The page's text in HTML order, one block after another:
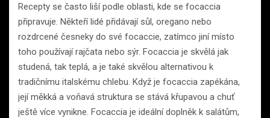
Recepty se často liší podle oblasti, kde se focaccia
připravuje. Někteří lidé přidávají sůl, oregano nebo
rozdrcené česneky do své focaccie, zatímco jiní místo
toho používají rajčata nebo sýr. Focaccia je skvělá jak
studená, tak teplá, a je také skvělou alternativou k
tradičnímu italskému chlebu. Když je focaccia zapékána,
její měkká a voňavá struktura se stává křupavou a chuť
ještě více vynikne. Focaccia je ideální doplněk k salátům,